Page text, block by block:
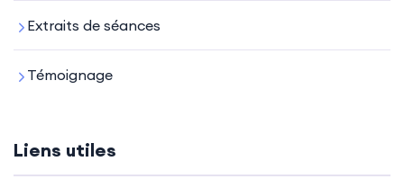
Extraits de séances
Témoignage
Liens utiles